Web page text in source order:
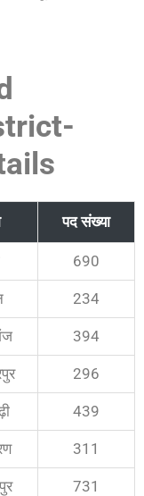
पद संख्या
690
234
394
296
439
311
731